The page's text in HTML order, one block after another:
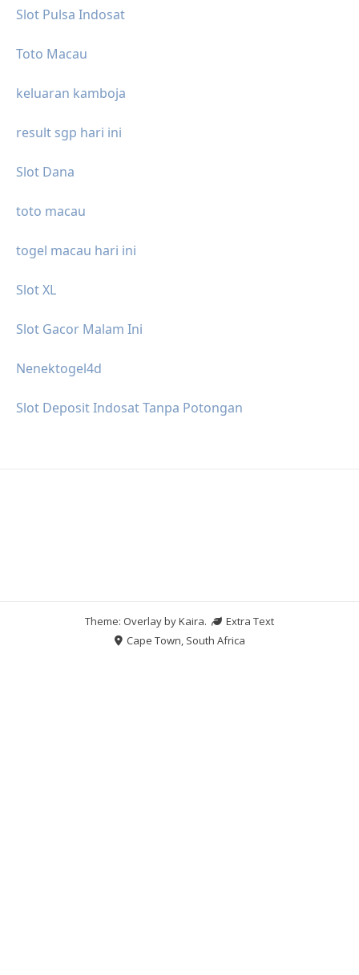
Slot Pulsa Indosat
Toto Macau
keluaran kamboja
result sgp hari ini
Slot Dana
toto macau
togel macau hari ini
Slot XL
Slot Gacor Malam Ini
Nenektogel4d
Slot Deposit Indosat Tanpa Potongan
Theme: Overlay byKaira.
Extra Text
Cape Town, South Africa